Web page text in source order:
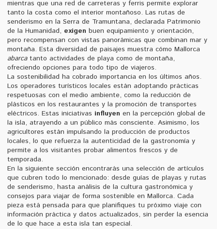
mientras que una red de carreteras y ferris permite explorar
tanto la costa como el interior montañoso. Las rutas de
senderismo en la Serra de Tramuntana, declarada Patrimonio
de la Humanidad, exigen buen equipamiento y orientación,
pero recompensan con vistas panorámicas que combinan mar y
montaña. Esta diversidad de paisajes muestra cómo Mallorca
abarcatanto actividades de playa como de montaña,
ofreciendo opciones para todo tipo de viajeros.
La sostenibilidad ha cobrado importancia en los últimos años.
Los operadores turísticos locales están adoptando prácticas
respetuosas con el medio ambiente, como la reducción de
plásticos en los restaurantes y la promoción de transportes
eléctricos. Estas iniciativas influyen en la percepción global de
la isla, atrayendo a un público más consciente. Asimismo, los
agricultores están impulsando la producción de productos
locales, lo que refuerza la autenticidad de la gastronomía y
permite a los visitantes probar alimentos frescos y de
temporada.
En la siguiente sección encontrarás una selección de artículos
que cubren todo lo mencionado: desde guías de playas y rutas
de senderismo, hasta análisis de la cultura gastronómica y
consejos para viajar de forma sostenible en Mallorca. Cada
pieza está pensada para que planifiques tu próximo viaje con
información práctica y datos actualizados, sin perder la esencia
de lo que hace a esta isla tan especial.